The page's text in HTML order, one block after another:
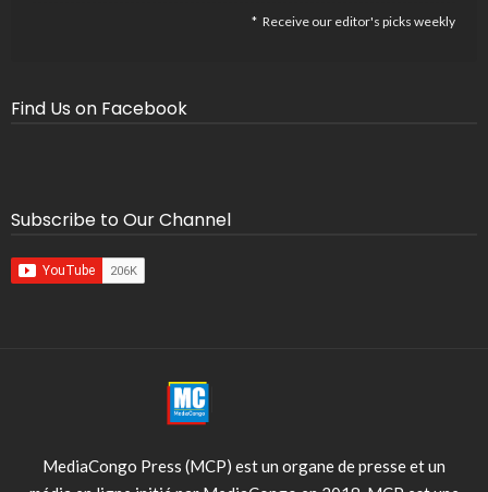
Receive our editor's picks weekly
Find Us on Facebook
Subscribe to Our Channel
MediaCongo Press (MCP) est un organe de presse et un